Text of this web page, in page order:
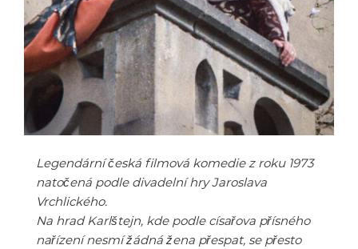
Legendární česká filmová komedie z roku 1973
natočená podle divadelní hry Jaroslava
Vrchlického.
Na hrad Karlštejn, kde podle císařova přísného
nařízení nesmí žádná žena přespat, se přesto